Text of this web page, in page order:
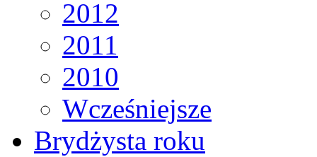
2012
2011
2010
Wcześniejsze
Brydżysta roku